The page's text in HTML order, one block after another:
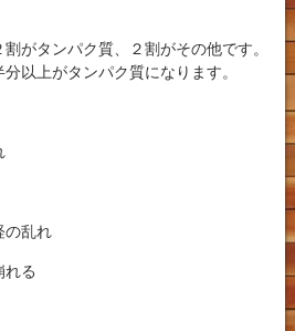
がタンパク質、２割がその他です。
以上がタンパク質になります。
の乱れ
れる